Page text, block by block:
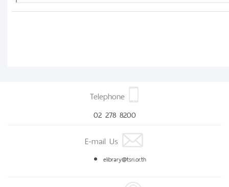
Telephone
02 278 8200
E-mail Us
elibrary@tsri.or.th